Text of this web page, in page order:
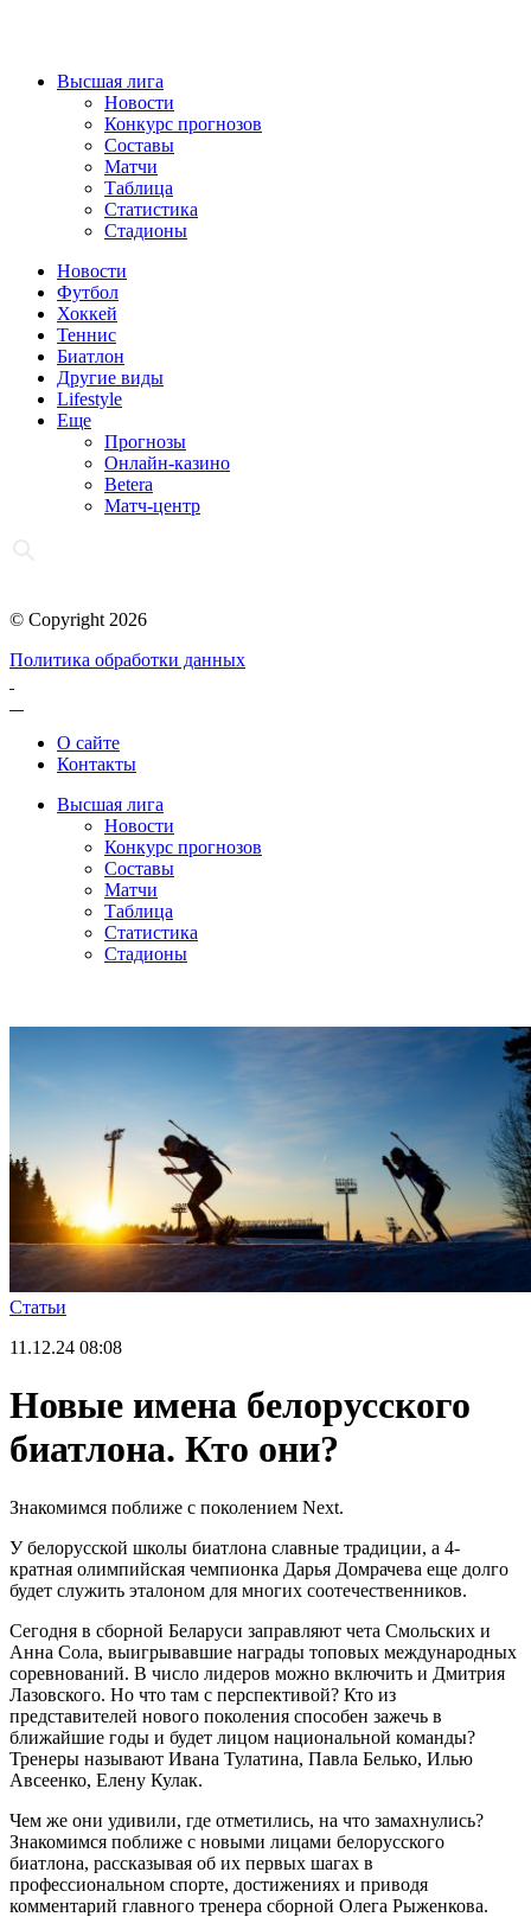
Высшая лига
Новости
Конкурс прогнозов
Составы
Матчи
Таблица
Статистика
Стадионы
Новости
Футбол
Хоккей
Теннис
Биатлон
Другие виды
Lifestyle
Еще
Прогнозы
Онлайн-казино
Betera
Матч-центр
© Copyright 2026
Политика обработки данных
О сайте
Контакты
Высшая лига
Новости
Конкурс прогнозов
Составы
Матчи
Таблица
Статистика
Стадионы
Статьи
11.12.24 08:08
Новые имена белорусского
биатлона. Кто они?
Знакомимся поближе с поколением Next.
У белорусской школы биатлона славные традиции, а 4-
кратная олимпийская чемпионка Дарья Домрачева еще долго
будет служить эталоном для многих соотечественников.
Сегодня в сборной Беларуси заправляют чета Смольских и
Анна Сола, выигрывавшие награды топовых международных
соревнований. В число лидеров можно включить и Дмитрия
Лазовского. Но что там с перспективой? Кто из
представителей нового поколения способен зажечь в
ближайшие годы и будет лицом национальной команды?
Тренеры называют Ивана Тулатина, Павла Белько, Илью
Авсеенко, Елену Кулак.
Чем же они удивили, где отметились, на что замахнулись?
Знакомимся поближе с новыми лицами белорусского
биатлона, рассказывая об их первых шагах в
профессиональном спорте, достижениях и приводя
комментарий главного тренера сборной Олега Рыженкова.